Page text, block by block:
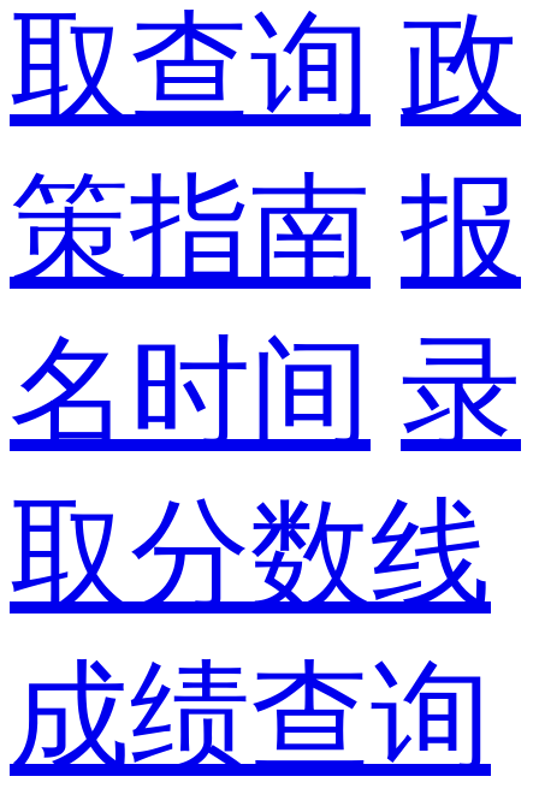
取查询 政
策指南 报
名时间 录
取分数线
成绩查询